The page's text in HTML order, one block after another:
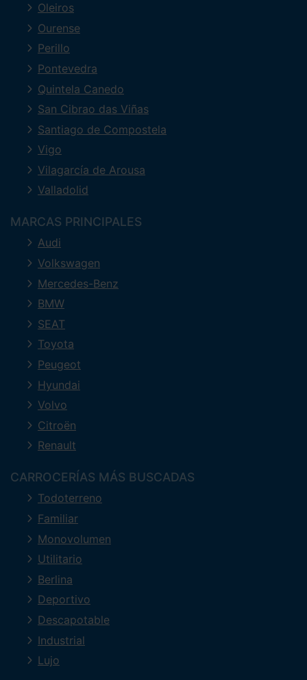
Oleiros
Ourense
Perillo
Pontevedra
Quintela Canedo
San Cibrao das Viñas
Santiago de Compostela
Vigo
Vilagarcía de Arousa
Valladolid
MARCAS PRINCIPALES
Audi
Volkswagen
Mercedes-Benz
BMW
SEAT
Toyota
Peugeot
Hyundai
Volvo
Citroën
Renault
CARROCERÍAS MÁS BUSCADAS
Todoterreno
Familiar
Monovolumen
Utilitario
Berlina
Deportivo
Descapotable
Industrial
Lujo